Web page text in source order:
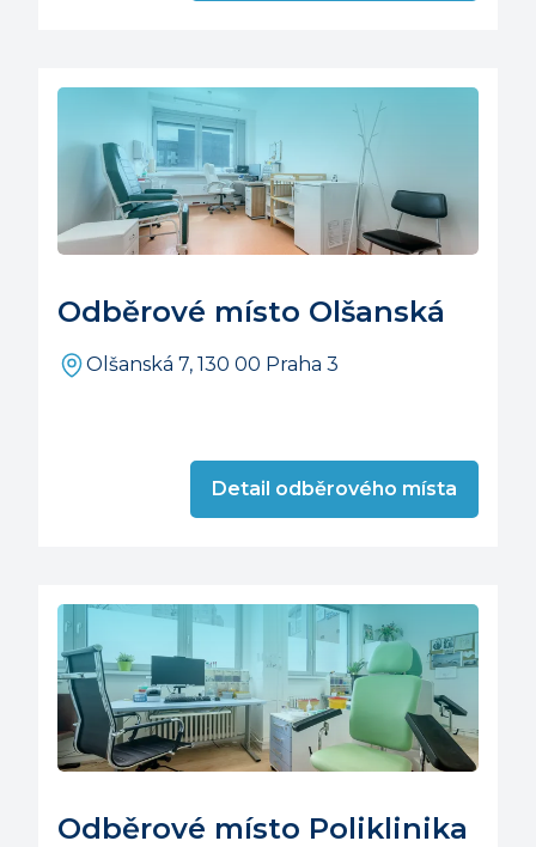
Odběrové místo Olšanská
Olšanská 7, 130 00 Praha 3
Detail odběrového místa
Odběrové místo Poliklinika